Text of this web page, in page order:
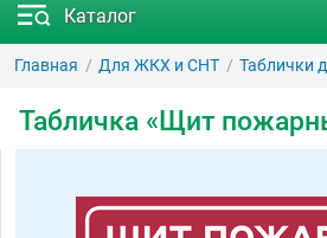
Каталог
Главная Для ЖКХ и СНТ Таблички
Табличка «Щит